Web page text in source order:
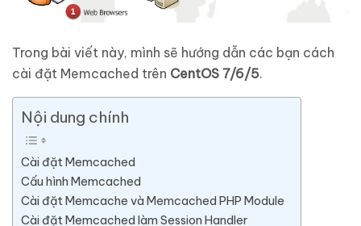
Trong bài viết này, mình sẽ hướng dẫn các bạn cách
cài đặt Memcached trên CentOS 7/6/5.
Nội dung chính
Cài đặt Memcached
Cấu hình Memcached
Cài đặt Memcache và Memcached PHP Module
Cài đặt Memcached làm Session Handler